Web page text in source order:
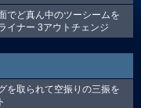
でど真ん中のツーシームを
イナー 3アウトチェンジ
を取られて空振りの三振を